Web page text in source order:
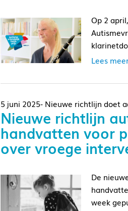
Op 2
Lees
5 juni 2025- Nieuwe richtlijn doet
Nieuwe richtlijn
handvatten voor
over vroege
De
week